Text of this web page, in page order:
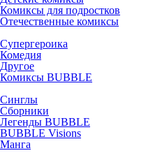
Комиксы для подростков
Отечественные комиксы
Супергероика
Комедия
Другое
Комиксы BUBBLE
Синглы
Сборники
Легенды BUBBLE
BUBBLE Visions
Манга